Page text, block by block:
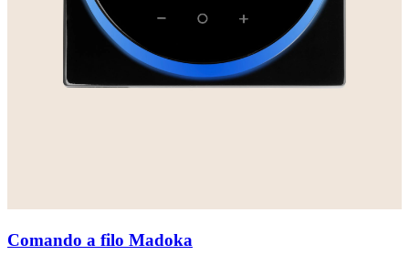
Comando a filo Madoka